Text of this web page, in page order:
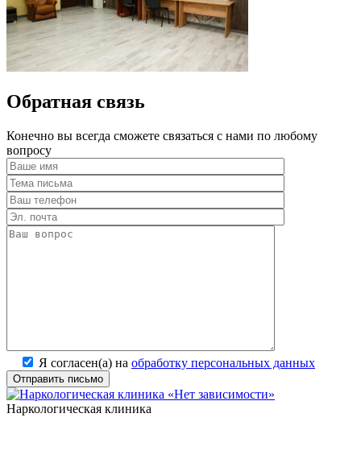
Обратная связь
Конечно вы всегда сможете связаться с нами по любому
вопросу
Я согласен(а) на обработку персональных данных
Наркологическая клиника